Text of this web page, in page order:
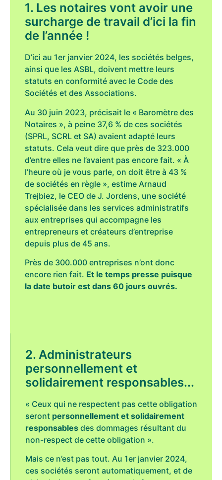
1. Les notaires vont avoir une
surcharge de travail d’ici la fin
de l’année !
D’ici au 1er janvier 2024, les sociétés belges,
ainsi que les ASBL, doivent mettre leurs
statuts en conformité avec le Code des
Sociétés et des Associations.
Au 30 juin 2023, précisait le « Baromètre des
Notaires », à peine 37,6 % de ces sociétés
(SPRL, SCRL et SA) avaient adapté leurs
statuts. Cela veut dire que près de 323.000
d’entre elles ne l’avaient pas encore fait. « À
l’heure où je vous parle, on doit être à 43 %
de sociétés en règle », estime Arnaud
Trejbiez, le CEO de J. Jordens, une société
spécialisée dans les services administratifs
aux entreprises qui accompagne les
entrepreneurs et créateurs d’entreprise
depuis plus de 45 ans.
Près de 300.000 entreprises n’ont donc
encore rien fait. Et le temps presse puisque
la date butoir est dans 60 jours ouvrés.
2. Administrateurs
personnellement et
solidairement responsables...
« Ceux qui ne respectent pas cette obligation
seront personnellement et solidairement
responsables des dommages résultant du
non-respect de cette obligation ».
Mais ce n’est pas tout. Au 1er janvier 2024,
ces sociétés seront automatiquement, et de